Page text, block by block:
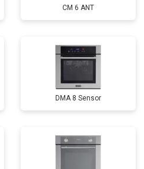
CM 6 ANT
DMA 8 Sensor